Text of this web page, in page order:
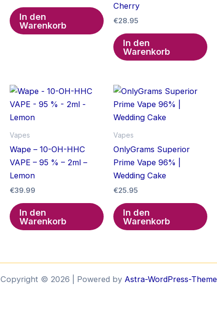
In den
Warenkorb
Cherry
€28.95
In den
Warenkorb
Vapes
Wape – 10-OH-HHC
VAPE – 95 % – 2ml –
Lemon
€39.99
In den
Warenkorb
Vapes
OnlyGrams Superior
Prime Vape 96% |
Wedding Cake
€25.95
In den
Warenkorb
Copyright © 2026 | Powered by Astra-WordPress-Theme